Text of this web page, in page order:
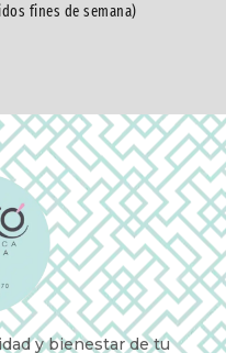
fines de semana)
y bienestar de tu